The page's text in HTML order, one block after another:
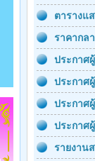
ตารางแ
ราคากล
ประกาศ
ประกาศ
ประกาศ
ประกาศ
รายงาน